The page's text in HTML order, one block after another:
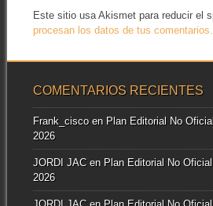
Este sitio usa Akismet para reducir el
procesan los datos de tus comentarios.
COMENTARIOS RECIENTES
Frank_ciscoen Plan Editorial No
2026
JORDI JACen Plan Editorial No
2026